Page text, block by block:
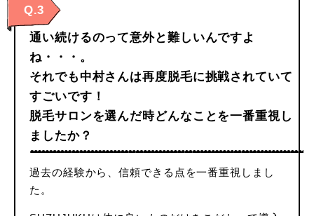
Q.3
通い続けるのって意外と難しいんですよ
ね・・・。
それでも中村さんは再度脱毛に挑戦されていて
すごいです！
脱毛サロンを選んだ時どんなことを一番重視し
ましたか？
過去の経験から、信頼できる点を一番重視しまし
た。